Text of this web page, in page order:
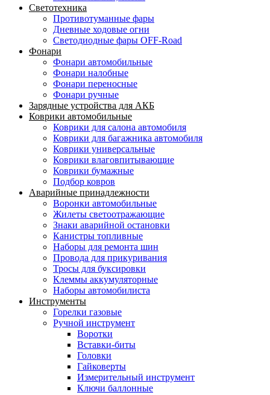
Светотехника
Противотуманные фары
Дневные ходовые огни
Светодиодные фары OFF-Road
Фонари
Фонари автомобильные
Фонари налобные
Фонари переносные
Фонари ручные
Зарядные устройства для АКБ
Коврики автомобильные
Коврики для салона автомобиля
Коврики для багажника автомобиля
Коврики универсальные
Коврики влаговпитывающие
Коврики бумажные
Подбор ковров
Аварийные принадлежности
Воронки автомобильные
Жилеты светоотражающие
Знаки аварийной остановки
Канистры топливные
Наборы для ремонта шин
Провода для прикуривания
Тросы для буксировки
Клеммы аккумуляторные
Наборы автомобилиста
Инструменты
Горелки газовые
Ручной инструмент
Воротки
Вставки-биты
Головки
Гайковерты
Измерительный инструмент
Ключи баллонные